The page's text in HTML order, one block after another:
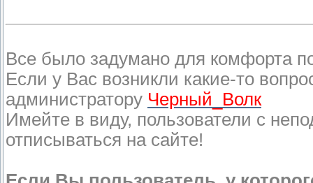
Все было задумано для комфорта
Если у Вас возникли какие-то
администратору Черный_Волк
Имейте в виду, пользователи с
отписываться на сайте!